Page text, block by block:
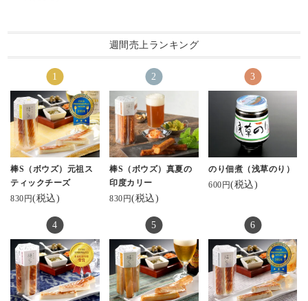
・
#鮨蒲本舗河内屋 #かま
ぼこ #棒S #グランプリ
受賞 #富山 #北陸 #お取
り寄せギフト #ギフトに
おすすめ #プレゼントに
おすすめ #スティックチ
ーズ #チーズかまぼ
こ #サラダランチ
チーズかまぼこ大好き
というか練り物とチー
ズの組み合わせって間
違いないやつ。
可愛らしい六角形をし
たパッケージの中に個
包装になったチーズか
まぼこ。
かまぼことは思えない
スタイリッシュでかっ
こいいパッケージにき
ゅん。
てるのも嬉しい！
もちろん見た目だけじ
ゃなく、お味も◎
特注でオーダーされた
すり身と厳選した素材
を合わせて仕上げられ
に数々の受賞をされて
いるのでお墨付きです(*
^^*)
秋の実りと味覚を堪能
させていただきます〜
ありがとうございます
🥰
#蒲鉾本舗河内屋 #棒s #
棒s元祖スティックチー
ズ #美しい蒲鉾 sati7.ko
さん✨️ #お取り寄せした
📷は15年ほど付き合い
友人からいただきまし
さすが…わたしの好み
のリサーチが完璧だわ
#河内屋かまぼこ #棒S
宮城に住んでると笹か
まがあるので
富山にこんなおしゃれ
な蒲鉾があるとは！
今日も先日UPした青森
のお酒の呑み比べを
してたので、早速おつ
週間売上ランキング
棒S（ボウズ）元祖ス
ティックチーズ
830円(税込)
棒S（ボウズ）真夏の
印度カリー
830円(税込)
のり佃煮（浅草のり）
600円(税込)